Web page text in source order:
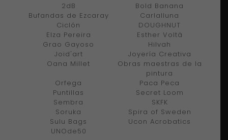
2dB
Bold Banana
Bufandas de Ezcaray
Carlalluna
Ciclón
DOUGHNUT
Elza Pereira
Esther Voltà
Grao Gayoso
Hilvah
Joid'art
Joyería Creativa
Oana Millet
Obras maestras de la
pintura
Orfega
Paca Peca
Puntillas
Secret Loom
Sembra
SKFK
Soruka
Spira of Sweden
Sulu Bags
Ucon Acrobatics
UNOde50